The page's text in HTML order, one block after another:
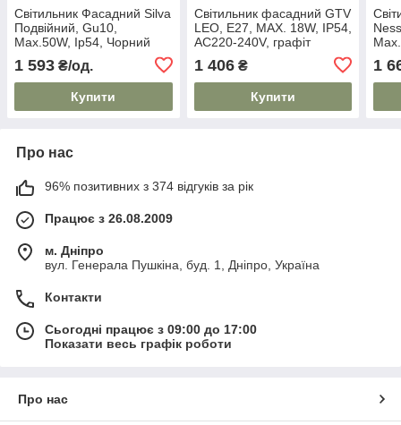
Світильник Фасадний Silva
Подвійний, Gu10,
Max.50W, Ip54, Чорний
1 593 ₴/од.
Купити
Світильник фасадний GTV
LEO, E27, MAX. 18W, IP54,
AC220-240V, графіт
1 406₴
Купити
1
Про нас
96% позитивних з 374 відгуків за рік
Працює з 26.08.2009
м. Дніпро
вул. Генерала Пушкіна, буд. 1, Дніпро, Україна
Контакти
Сьогодні працює з 09:00 до 17:00
Показати весь графік роботи
Про нас